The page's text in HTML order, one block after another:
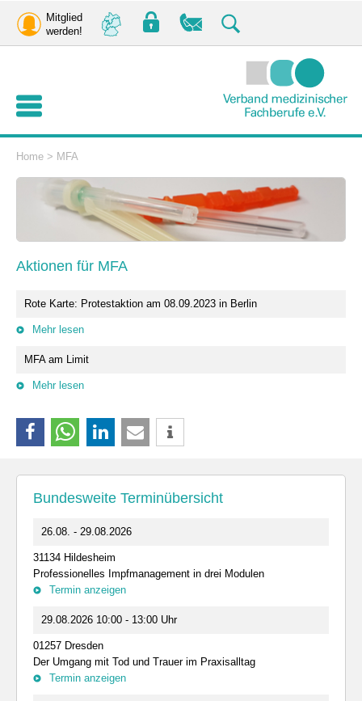
Mitglied
werden!
Home > MFA
Aktionen für MFA
Rote Karte: Protestaktion am 08.09.2023 in Berlin
Mehr lesen
MFA am Limit
Mehr lesen
Bundesweite Terminübersicht
26.08. - 29.08.2026
31134 Hildesheim
Professionelles Impfmanagement in drei Modulen
Termin anzeigen
29.08.2026 10:00 - 13:00 Uhr
01257 Dresden
Der Umgang mit Tod und Trauer im Praxisalltag
Termin anzeigen